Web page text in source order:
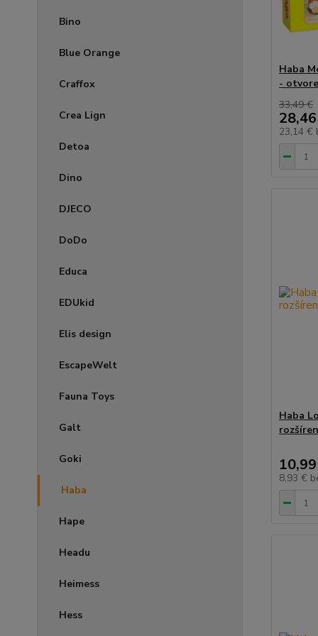
Bino
Blue Orange
Craffox
Crea Lign
Detoa
Dino
DJECO
DoDo
Educa
EDUkid
Elis design
EscapeWelt
Fauna Toys
Galt
Goki
Haba
Hape
Headu
Heimess
Hess
Haba
-
33,49 €
23,14 €
Haba
8,93 €